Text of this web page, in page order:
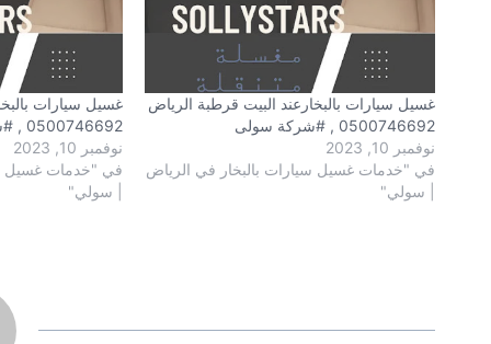
غسيل سيارات بالبخارعند البيت قرطبة الرياض
0500746692 , #شركة سولى
نوفمبر 10, 2023
في "خدمات غسيل سيارات بالبخار في الرياض
| سولي"
غسيل سيارات
0500746692 , #شركة سولى
نوفمبر 10, 2023
في "خدمات غسيل
| سولي"